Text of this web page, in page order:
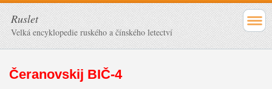
Ruslet
Velká encyklopedie ruského a čínského letectví
Čeranovskij BIČ-4